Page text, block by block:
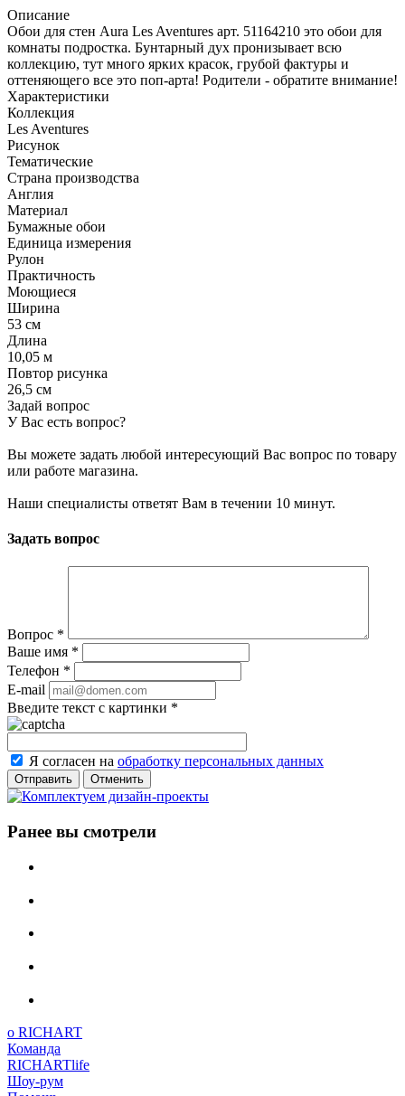
Описание
Обои для стен Aura Les Aventures арт. 51164210 это обои для
комнаты подростка. Бунтарный дух пронизывает всю
коллекцию, тут много ярких красок, грубой фактуры и
оттеняющего все это поп-арта! Родители - обратите внимание!
Характеристики
Коллекция
Les Aventures
Рисунок
Тематические
Страна производства
Англия
Материал
Бумажные обои
Единица измерения
Рулон
Практичность
Моющиеся
Ширина
53 см
Длина
10,05 м
Повтор рисунка
26,5 см
Задай вопрос
У Вас есть вопрос?
Вы можете задать любой интересующий Вас вопрос по товару
или работе магазина.
Наши специалисты ответят Вам в течении 10 минут.
Задать вопрос
Вопрос *
Ваше имя *
Телефон *
E-mail
Введите текст с картинки *
Я согласен на обработку персональных данных
Отменить
Ранее вы смотрели
о RICHART
Команда
RICHARTlife
Шоу-рум